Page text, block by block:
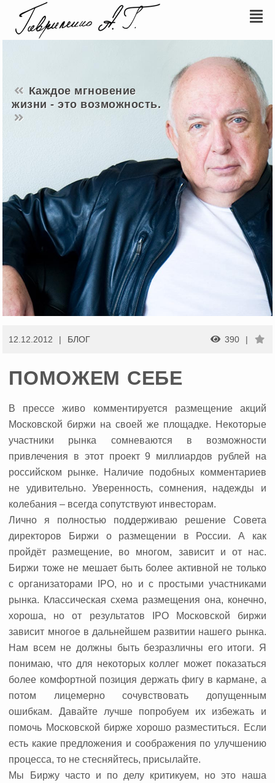
Каждое мгновение
жизни - это возможность.
12.12.2012 БЛОГ 390
ПОМОЖЕМ СЕБЕ
В прессе живо комментируется размещение акций
Московской биржи на своей же площадке. Некоторые
участники рынка сомневаются в возможности
привлечения в этот проект 9 миллиардов рублей на
российском рынке. Наличие подобных комментариев
не удивительно. Уверенность, сомнения, надежды и
колебания – всегда сопутствуют инвесторам.
Лично я полностью поддерживаю решение Совета
директоров Биржи о размещении в России. А как
пройдёт размещение, во многом, зависит и от нас.
Биржи тоже не мешает быть более активной не только
с организаторами IPO, но и с простыми участниками
рынка. Классическая схема размещения она, конечно,
хороша, но от результатов IPO Московской биржи
зависит многое в дальнейшем развитии нашего рынка.
Нам всем не должны быть безразличны его итоги. Я
понимаю, что для некоторых коллег может показаться
более комфортной позиция держать фигу в кармане, а
потом лицемерно сочувствовать допущенным
ошибкам. Давайте лучше попробуем их избежать и
помочь Московской бирже хорошо разместиться. Если
есть какие предложения и соображения по улучшению
процесса, то не стесняйтесь, присылайте.
Мы Биржу часто и по делу критикуем, но это наша